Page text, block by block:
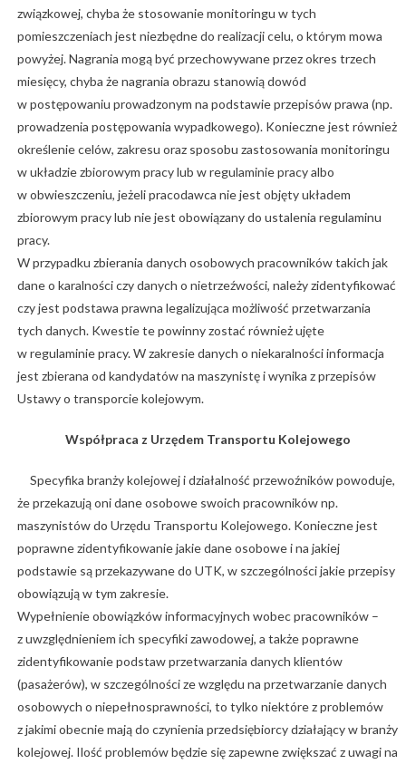
związkowej, chyba że stosowanie monitoringu w tych
pomieszczeniach jest niezbędne do realizacji celu, o którym mowa
powyżej. Nagrania mogą być przechowywane przez okres trzech
miesięcy, chyba że nagrania obrazu stanowią dowód
w postępowaniu prowadzonym na podstawie przepisów prawa (np.
prowadzenia postępowania wypadkowego). Konieczne jest również
określenie celów, zakresu oraz sposobu zastosowania monitoringu
w układzie zbiorowym pracy lub w regulaminie pracy albo
w obwieszczeniu, jeżeli pracodawca nie jest objęty układem
zbiorowym pracy lub nie jest obowiązany do ustalenia regulaminu
pracy.
W przypadku zbierania danych osobowych pracowników takich jak
dane o karalności czy danych o nietrzeźwości, należy zidentyfikować
czy jest podstawa prawna legalizująca możliwość przetwarzania
tych danych. Kwestie te powinny zostać również ujęte
w regulaminie pracy. W zakresie danych o niekaralności informacja
jest zbierana od kandydatów na maszynistę i wynika z przepisów
Ustawy o transporcie kolejowym.
Współpraca z Urzędem Transportu Kolejowego
Specyfika branży kolejowej i działalność przewoźników powoduje,
że przekazują oni dane osobowe swoich pracowników np.
maszynistów do Urzędu Transportu Kolejowego. Konieczne jest
poprawne zidentyfikowanie jakie dane osobowe i na jakiej
podstawie są przekazywane do UTK, w szczególności jakie przepisy
obowiązują w tym zakresie.
Wypełnienie obowiązków informacyjnych wobec pracowników –
z uwzględnieniem ich specyfiki zawodowej, a także poprawne
zidentyfikowanie podstaw przetwarzania danych klientów
(pasażerów), w szczególności ze względu na przetwarzanie danych
osobowych o niepełnosprawności, to tylko niektóre z problemów
z jakimi obecnie mają do czynienia przedsiębiorcy działający w branży
kolejowej. Ilość problemów będzie się zapewne zwiększać z uwagi na